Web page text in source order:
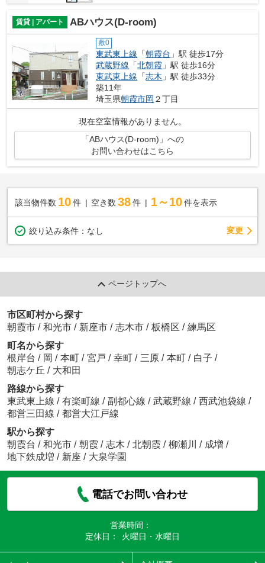
賃貸 | アパート ABハウス(D-room)
敷0
東武東上線 「朝霞台 」駅 徒歩17分
武蔵野線 「北朝霞 」駅 徒歩16分
東武東上線 「志木 」駅 徒歩33分
築11年
埼玉県朝霞市岡 ２丁目
現在空室情報がありません。
「ABハウス(D-room)」への
お問い合わせはこちら
該当物件数 10件 空き数 38 件 1～10 件を表示
絞り込み条件： なし 変更
ページトップへ
市区町村から探す
朝霞市 / 和光市 / 新座市 / 志木市 / 板橋区 / 練馬区
町名から探す
根岸台 / 岡 / 本町 / 宮戸 / 幸町 / 三原 / 本町 / 白子 /
朝志ケ丘 / 大和田
路線から探す
東武東上線 / 有楽町線 / 副都心線 / 武蔵野線 / 西武池袋線 /
都営三田線 / 都営大江戸線
駅から探す
朝霞台 / 和光市 / 朝霞 / 志木 / 北朝霞 / 柳瀬川 / 成増 /
地下鉄成増 / 新座 / 大泉学園
電話でお問い合わせ
営業時間：
定休日：
火曜日・水曜日